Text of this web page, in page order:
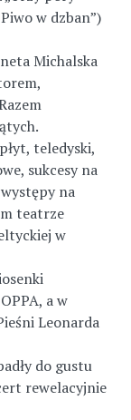
w dzban”)
Michalska
teledyski,
sukcesy na
na
teatrze
w
a w
Leonarda
do gustu
rewelacyjnie